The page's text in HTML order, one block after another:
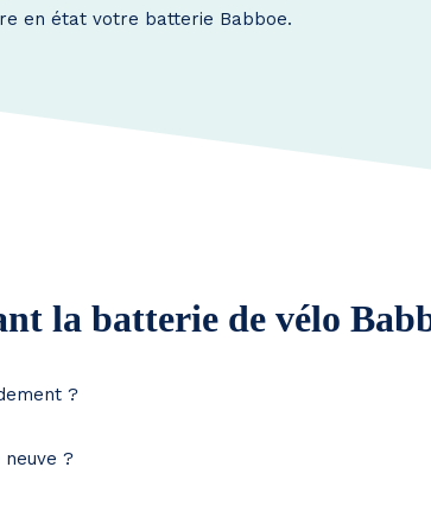
en état votre batterie Babboe.
la batterie de vélo
?
?